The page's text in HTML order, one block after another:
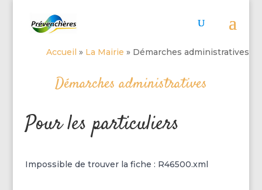
Accueil » La Mairie » Démarches administratives
Démarches administratives
Pour les particuliers
Impossible de trouver la fiche : R46500.xml